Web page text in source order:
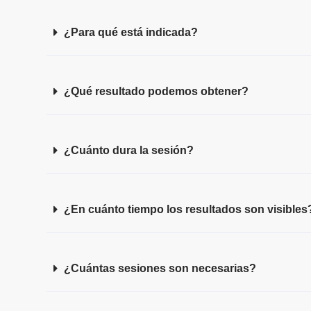
¿Para qué está indicada?
¿Qué resultado podemos obtener?
¿Cuánto dura la sesión?
¿En cuánto tiempo los resultados son
¿Cuántas sesiones son necesarias?